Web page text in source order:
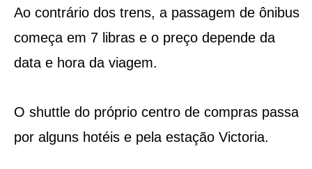
Ao contrário dos trens, a passagem de ônibus
começa em 7 libras e o preço depende da
data e hora da viagem.
O shuttle do próprio centro de compras passa
por alguns hotéis e pela estação Victoria.